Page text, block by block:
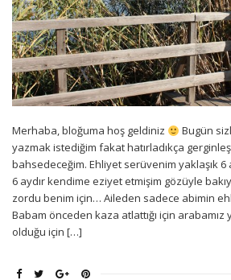
Merhaba, bloğuma hoş geldiniz
Bugün
yazmak istediğim fakat hatırladıkça
bahsedeceğim. Ehliyet serüvenim yaklaşık
6 aydır kendime eziyet etmişim gözüyle
zordu benim için… Aileden sadece abimin
Babam önceden kaza atlattığı için
olduğu için […]